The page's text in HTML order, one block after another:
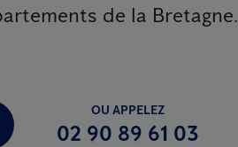
de la Bretagne.
OU APPELEZ
02 90 89 61 03